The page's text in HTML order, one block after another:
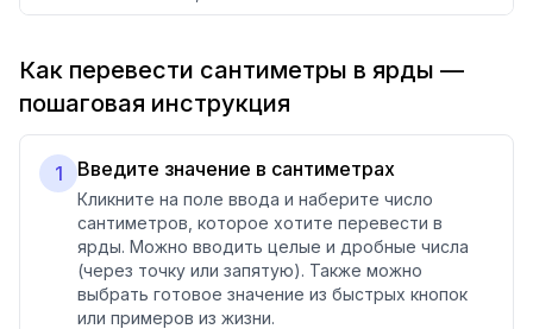
Как перевести сантиметры в ярды —
пошаговая инструкция
1 Введите значение в сантиметрах
Кликните на поле ввода и наберите число
сантиметров, которое хотите перевести в
ярды. Можно вводить целые и дробные числа
(через точку или запятую). Также можно
выбрать готовое значение из быстрых кнопок
или примеров из жизни.